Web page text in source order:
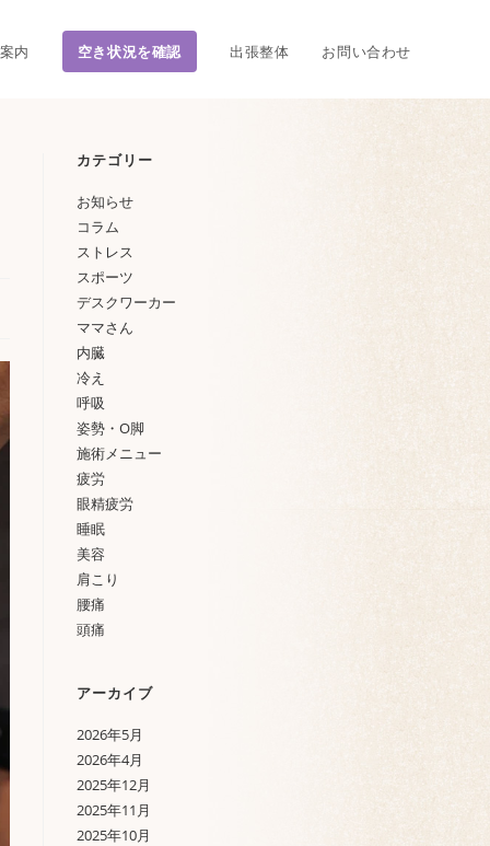
内 空き状況を確認 出張整体 お問い合わせ
カテゴリー
お知らせ
コラム
ストレス
スポーツ
デスクワーカー
ママさん
内臓
冷え
呼吸
姿勢・O脚
施術メニュー
疲労
眼精疲労
睡眠
美容
肩こり
腰痛
頭痛
アーカイブ
2026年5月
2026年4月
2025年12月
2025年11月
2025年10月